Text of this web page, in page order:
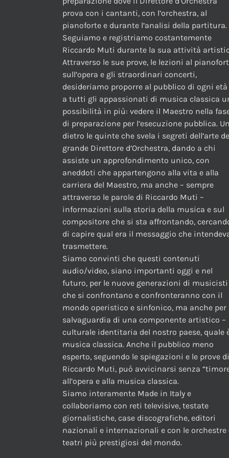
prova con i cantanti, con l’orchestra, al
pianoforte e durante l’analisi della partitura.
Seguiamo e registriamo costantemente
Riccardo Muti durante la sua attività
Attraverso le sue prove, le lezioni al
sull’opera e gli straordinari concerti,
desideriamo proporre al pubblico di ogni età
a tutti gli appassionati di musica classica
possibilità in più: vedere il Maestro nella
di preparazione per l’esecuzione pubblica. Un
dietro le quinte che svela i segreti dell’arte
grande Direttore d’Orchestra, dando a chi
assiste un approfondimento unico, con
aneddoti che appartengono alla vita e alla
carriera del Maestro, ma anche – sempre
attraverso le parole di Riccardo Muti –
informazioni sulla storia della musica e sul
compositore che si sta affrontando,
di capire qual era il messaggio che
trasmettere.
Siamo convinti che questi contenuti
audio/video, siano importanti oggi e nel
futuro, per le nuove generazioni di musicisti
che si confrontano e confronteranno con il
mondo operistico e sinfonico, ma anche per
salvaguardia di una componente artistico –
culturale identitaria del nostro paese, quale
musica classica. Anche il pubblico meno
esperto, seguendo le spiegazioni e le prove di
Riccardo Muti, può avvicinarsi senza
all’opera e alla musica classica.
Siamo interamente Made in Italy e
collaboriamo con reti televisive, testate
giornalistiche, case discografiche, editori
nazionali e internazionali e con le orchestre
teatri più prestigiosi del mondo.